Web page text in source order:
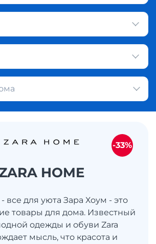
HOME
все для уюта Зара Хоум - это
товары для дома. Известный
одежды и обуви Zara
мысль, что красота и
-33%